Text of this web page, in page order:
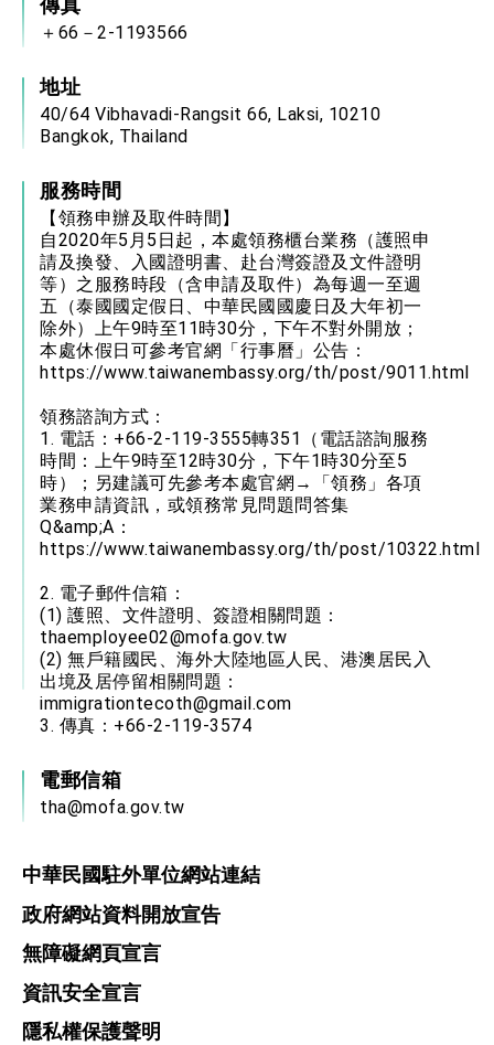
傳真
＋66－2-1193566
地址
40/64 Vibhavadi-Rangsit 66, Laksi, 10210
Bangkok, Thailand
服務時間
【領務申辦及取件時間】
自2020年5月5日起，本處領務櫃台業務（護照申
請及換發、入國證明書、赴台灣簽證及文件證明
等）之服務時段（含申請及取件）為每週一至週
五（泰國國定假日、中華民國國慶日及大年初一
除外）上午9時至11時30分，下午不對外開放；
本處休假日可參考官網「行事曆」公告：
https://www.taiwanembassy.org/th/post/9011.html
領務諮詢方式：
1. 電話：+66-2-119-3555轉351（電話諮詢服務
時間：上午9時至12時30分，下午1時30分至5
時）；另建議可先參考本處官網→「領務」各項
業務申請資訊，或領務常見問題問答集
Q&amp;A：
https://www.taiwanembassy.org/th/post/10322.html
2. 電子郵件信箱：
(1) 護照、文件證明、簽證相關問題：
thaemployee02@mofa.gov.tw
(2) 無戶籍國民、海外大陸地區人民、港澳居民入
出境及居停留相關問題：
immigrationtecoth@gmail.com
3. 傳真：+66-2-119-3574
電郵信箱
tha@mofa.gov.tw
中華民國駐外單位網站連結
政府網站資料開放宣告
無障礙網頁宣言
資訊安全宣言
隱私權保護聲明